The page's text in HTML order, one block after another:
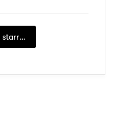
starry1989